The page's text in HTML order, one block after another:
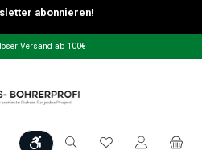
abonnieren!
Versand ab 100€
Werkzeugleiste anzeigen
Du hast 0